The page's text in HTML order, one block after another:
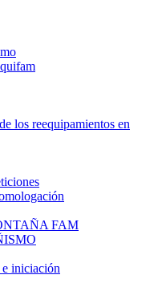
los reequipamientos en
FAM
e iniciación